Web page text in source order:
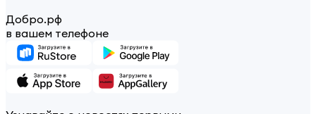
Добро.рф
в вашем телефоне